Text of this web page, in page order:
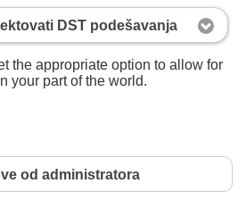
DST podešavanja
the appropriate option to allow for
your part of the world.
od administratora